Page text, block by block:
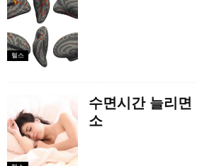
헬스
수면시간 늘리
소